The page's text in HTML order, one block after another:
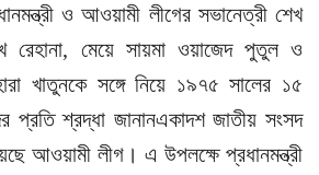
ও আওয়ামী লীগের সভানেত্রী শেখ
রেহানা, মেয়ে সায়মা ওয়াজেদ পুতুল ও
খাতুনকে সঙ্গে নিয়ে ১৯৭৫ সালের ১৫
শ্রদ্ধা জানানএকাদশ জাতীয় সংসদ
আওয়ামী লীগ। এ উপলক্ষে প্রধানমন্ত্রী